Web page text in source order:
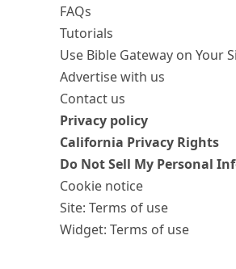
FAQs
Tutorials
Use Bible Gateway on Your
Advertise with us
Contact us
Privacy policy
California Privacy Rights
Do Not Sell My Personal
Cookie notice
Site: Terms of use
Widget: Terms of use